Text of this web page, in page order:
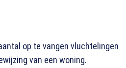
op te vangen vluchtelingen
van een woning.